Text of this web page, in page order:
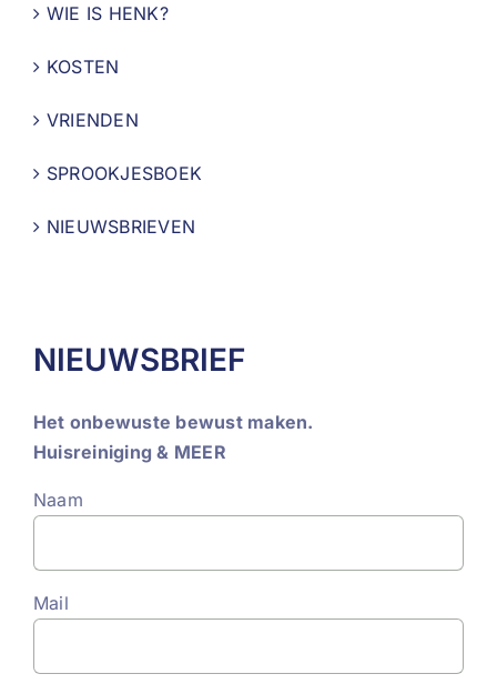
WIE IS HENK?
KOSTEN
VRIENDEN
SPROOKJESBOEK
NIEUWSBRIEVEN
NIEUWSBRIEF
Het onbewuste bewust maken.
Huisreiniging & MEER
Naam
Mail